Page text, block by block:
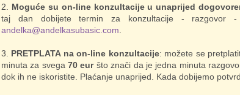
Moguće su on-line konzultacije u unaprijed
taj dan dobijete termin za konzultacije - razgovor
andelka@andelkasubasic.com
PRETPLATA na on-line konzultacije: možete se
minuta za svega70 euršto znači da je jedna minuta
dok ih ne iskoristite. Plaćanje unaprijed. Kada dobijemo